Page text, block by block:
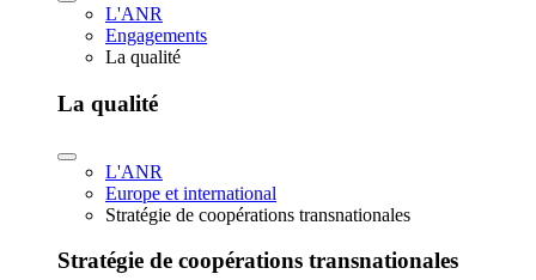
L'ANR
Engagements
La qualité
La qualité
L'ANR
Europe et international
Stratégie de coopérations transnationales
Stratégie de coopérations transnationales